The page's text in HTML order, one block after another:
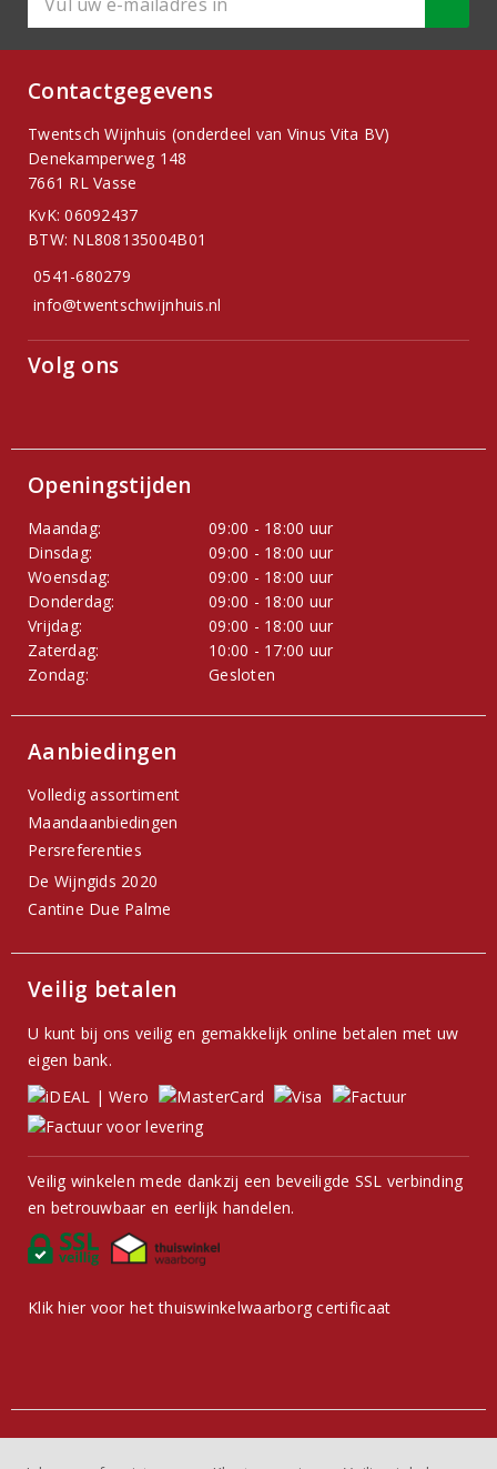
Contactgegevens
Twentsch Wijnhuis (onderdeel van Vinus Vita BV)
Denekamperweg 148
7661 RL Vasse
KvK: 06092437
BTW: NL808135004B01
0541-680279
info@twentschwijnhuis.nl
Volg ons
Openingstijden
Maandag:
09:00 - 18:00 uur
Dinsdag:
09:00 - 18:00 uur
Woensdag:
09:00 - 18:00 uur
Donderdag:
09:00 - 18:00 uur
Vrijdag:
09:00 - 18:00 uur
Zaterdag:
10:00 - 17:00 uur
Zondag:
Gesloten
Aanbiedingen
Volledig assortiment
Maandaanbiedingen
Persreferenties
De Wijngids 2020
Cantine Due Palme
Veilig betalen
U kunt bij ons veilig en gemakkelijk online betalen met uw
eigen bank.
Veilig winkelen mede dankzij een beveiligde SSL verbinding
en betrouwbaar en eerlijk handelen.
Klik hier voor het thuiswinkelwaarborg certificaat